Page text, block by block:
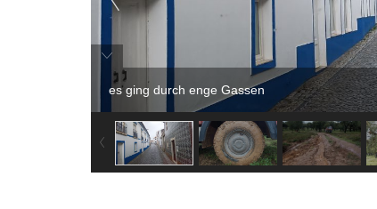
es ging durch enge Gassen